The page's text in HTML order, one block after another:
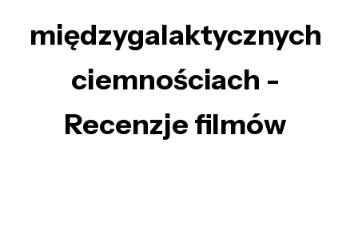
międzygalaktycznych
ciemnościach -
Recenzje filmów